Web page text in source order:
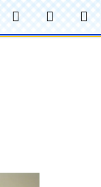
Hledat
KOŠÍK